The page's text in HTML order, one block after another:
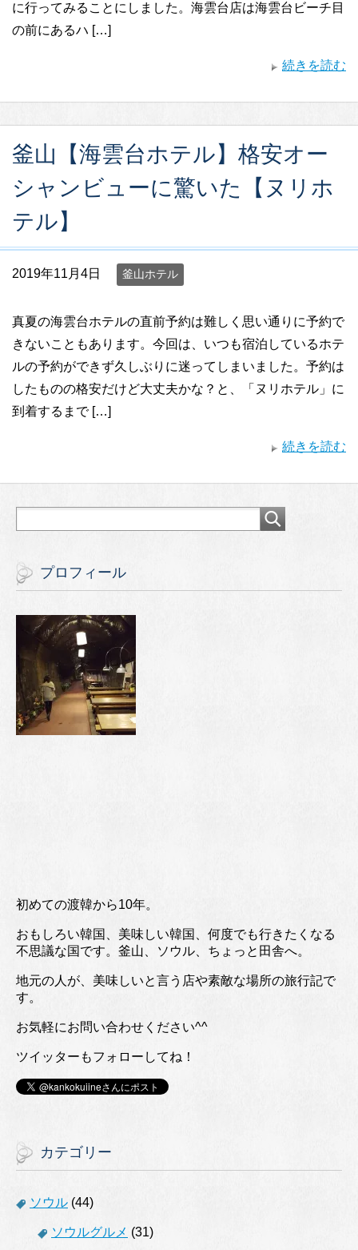
に行ってみることにしました。海雲台店は海雲台ビーチ目
の前にあるハ […]
続きを読む
釜山【海雲台ホテル】格安オー
シャンビューに驚いた【ヌリホ
テル】
2019年11月4日 釜山ホテル
真夏の海雲台ホテルの直前予約は難しく思い通りに予約で
きないこともあります。今回は、いつも宿泊しているホテ
ルの予約ができず久しぶりに迷ってしまいました。予約は
したものの格安だけど大丈夫かな？と、「ヌリホテル」に
到着するまで […]
続きを読む
プロフィール
初めての渡韓から10年。
おもしろい韓国、美味しい韓国、何度でも行きたくなる
不思議な国です。釜山、ソウル、ちょっと田舎へ。
地元の人が、美味しいと言う店や素敵な場所の旅行記で
す。
お気軽にお問い合わせください^^
ツイッターもフォローしてね！
カテゴリー
ソウル (44)
ソウルグルメ (31)